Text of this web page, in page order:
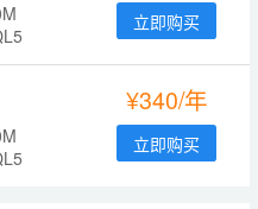
立即购买
¥340/年
立即购买